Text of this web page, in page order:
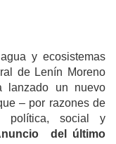
y ecosistemas
de Lenín Moreno
lanzado un nuevo
– por razones de
política, social y
del último